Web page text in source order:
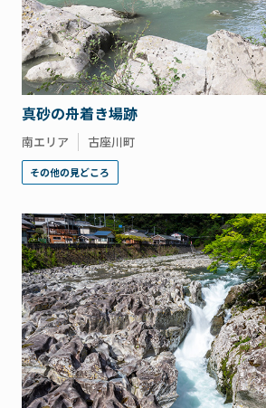
真砂の舟着き場跡
南エリア 古座川町
その他の見どころ